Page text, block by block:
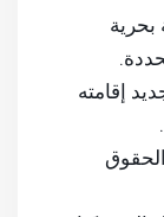
بحرية
إقامته